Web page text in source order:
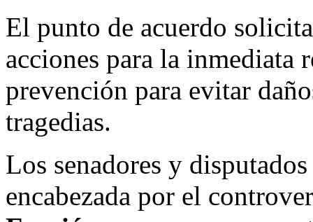
El punto de acuerdo
acciones para la inmediata
prevención para evitar
tragedias.
Los senadores y
encabezada por el